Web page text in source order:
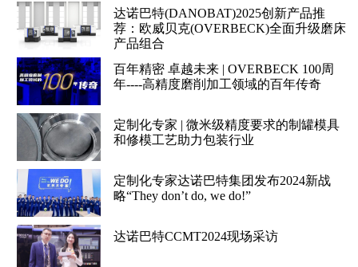
达诺巴特(DANOBAT)2025创新产品推
荐：欧威贝克(OVERBECK)全面升级磨床
产品组合
百年精密 卓越未来 | OVERBECK 100周
年----高精度磨削加工领域的百年传奇
定制化专家 | 微米级精度要求的制罐模具
和修模工艺助力包装行业
定制化专家达诺巴特集团发布2024新战
略“They don’t do, we do!”
达诺巴特CCMT2024现场采访